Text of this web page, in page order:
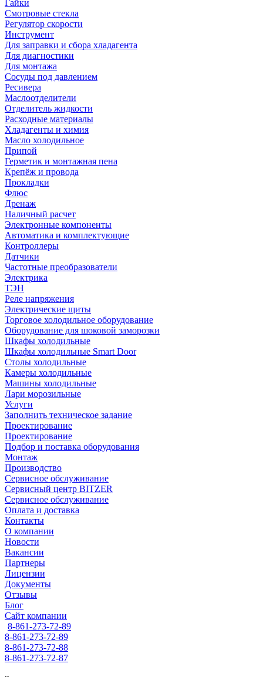
Гайки
Смотровые стекла
Регулятор скорости
Инструмент
Для заправки и сбора хладагента
Для диагностики
Для монтажа
Сосуды под давлением
Ресивера
Маслоотделители
Отделитель жидкости
Расходные материалы
Хладагенты и химия
Масло холодильное
Припой
Герметик и монтажная пена
Крепёж и провода
Прокладки
Флюс
Дренаж
Наличный расчет
Электронные компоненты
Автоматика и комплектующие
Контроллеры
Датчики
Частотные преобразователи
Электрика
ТЭН
Реле напряжения
Электрические щиты
Торговое холодильное оборудование
Оборудование для шоковой заморозки
Шкафы холодильные
Шкафы холодильные Smart Door
Столы холодильные
Камеры холодильные
Машины холодильные
Лари морозильные
Услуги
Заполнить техническое задание
Проектирование
Проектирование
Подбор и поставка оборудования
Монтаж
Производство
Сервисное обслуживание
Сервисный центр BITZER
Сервисное обслуживание
Оплата и доставка
Контакты
О компании
Новости
Вакансии
Партнеры
Лицензии
Документы
Отзывы
Блог
Сайт компании
8-861-273-72-89
8-861-273-72-89
8-861-273-72-88
8-861-273-72-87